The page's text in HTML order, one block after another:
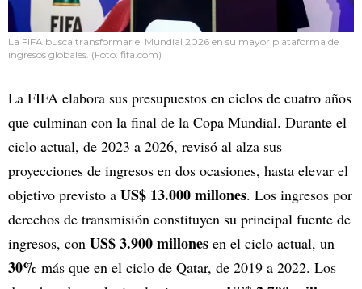
La FIFA busca transformar el Mundial 2026 en su mayor plataforma de
ingresos globales. (Foto: fifa.com)
La FIFA elabora sus presupuestos en ciclos de cuatro años
que culminan con la final de la Copa Mundial. Durante el
ciclo actual, de 2023 a 2026, revisó al alza sus
proyecciones de ingresos en dos ocasiones, hasta elevar el
objetivo previsto a US$ 13.000 millones. Los ingresos por
derechos de transmisión constituyen su principal fuente de
ingresos, con US$ 3.900 millones en el ciclo actual, un
30% más que en el ciclo de Qatar, de 2019 a 2022. Los